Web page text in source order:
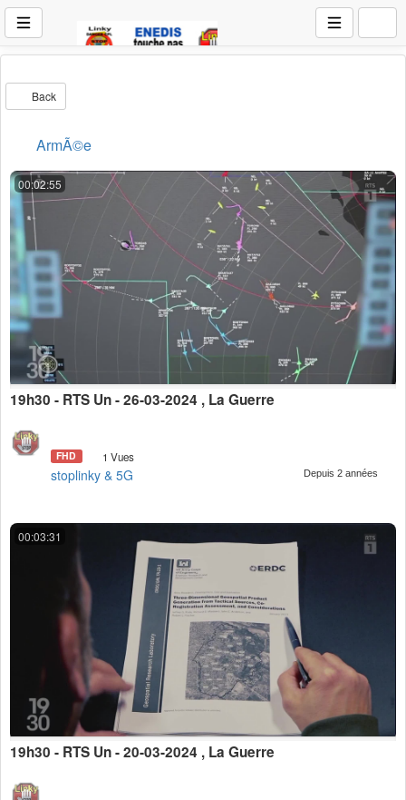
Back
ArmÃ©e
00:02:55
19h30 - RTS Un - 26-03-2024 , La Guerre
FHD 1 Vues
stoplinky & 5G Depuis 2 années
00:03:31
19h30 - RTS Un - 20-03-2024 , La Guerre